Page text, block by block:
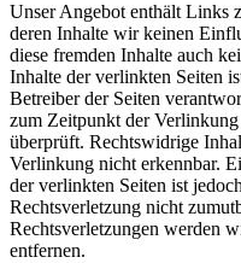
Unser Angebot enthält Links
deren Inhalte wir keinen
diese fremden Inhalte auch
Inhalte der verlinkten Seiten
Betreiber der Seiten
zum Zeitpunkt der
überprüft. Rechtswidrige
Verlinkung nicht erkennbar.
der verlinkten Seiten ist
Rechtsverletzung nicht
Rechtsverletzungen werden
entfernen.